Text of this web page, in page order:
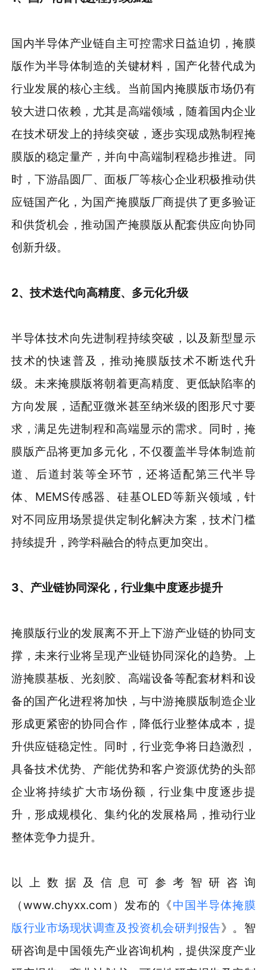
国内半导体产业链自主可控需求日益迫切，掩膜
版作为半导体制造的关键材料，国产化替代成为
行业发展的核心主线。当前国内掩膜版市场仍有
较大进口依赖，尤其是高端领域，随着国内企业
在技术研发上的持续突破，逐步实现成熟制程掩
膜版的稳定量产，并向中高端制程稳步推进。同
时，下游晶圆厂、面板厂等核心企业积极推动供
应链国产化，为国产掩膜版厂商提供了更多验证
和供货机会，推动国产掩膜版从配套供应向协同
创新升级。
2、技术迭代向高精度、多元化升级
半导体技术向先进制程持续突破，以及新型显示
技术的快速普及，推动掩膜版技术不断迭代升
级。未来掩膜版将朝着更高精度、更低缺陷率的
方向发展，适配亚微米甚至纳米级的图形尺寸要
求，满足先进制程和高端显示的需求。同时，掩
膜版产品将更加多元化，不仅覆盖半导体制造前
道、后道封装等全环节，还将适配第三代半导
体、MEMS传感器、硅基OLED等新兴领域，针
对不同应用场景提供定制化解决方案，技术门槛
持续提升，跨学科融合的特点更加突出。
3、产业链协同深化，行业集中度逐步提升
掩膜版行业的发展离不开上下游产业链的协同支
撑，未来行业将呈现产业链协同深化的趋势。上
游掩膜基板、光刻胶、高端设备等配套材料和设
备的国产化进程将加快，与中游掩膜版制造企业
形成更紧密的协同合作，降低行业整体成本，提
升供应链稳定性。同时，行业竞争将日趋激烈，
具备技术优势、产能优势和客户资源优势的头部
企业将持续扩大市场份额，行业集中度逐步提
升，形成规模化、集约化的发展格局，推动行业
整体竞争力提升。
以上数据及信息可参考智研咨询
（www.chyxx.com）发布的《中国半导体掩膜
版行业市场现状调查及投资机会研判报告》。智
研咨询是中国领先产业咨询机构，提供深度产业